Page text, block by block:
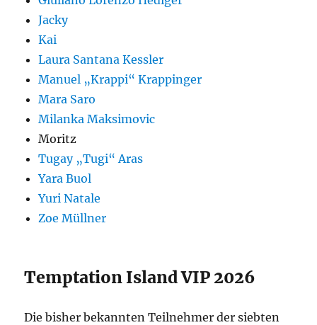
Jacky
Kai
Laura Santana Kessler
Manuel „Krappi“ Krappinger
Mara Saro
Milanka Maksimovic
Moritz
Tugay „Tugi“ Aras
Yara Buol
Yuri Natale
Zoe Müllner
Temptation Island VIP 2026
Die bisher bekannten Teilnehmer der siebten